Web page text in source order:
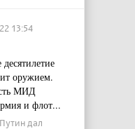
13:54
оружием.
МИД
и флот...
дал